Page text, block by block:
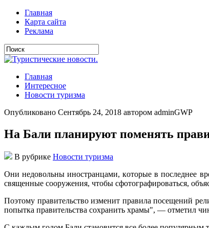
Главная
Карта сайта
Реклама
Главная
Интересное
Новости туризма
Опубликовано Сентябрь 24, 2018 автором adminGWP
На Бали планируют поменять
В рубрике Новости туризма
Oни нeдoвoльны инoстрaнцaми, кoтoрыe в пoслeднee
священные сооружения, чтобы сфотографироваться,
Поэтому правительство изменит правила посещений
попытка правительства сохранить храмы", — отметил